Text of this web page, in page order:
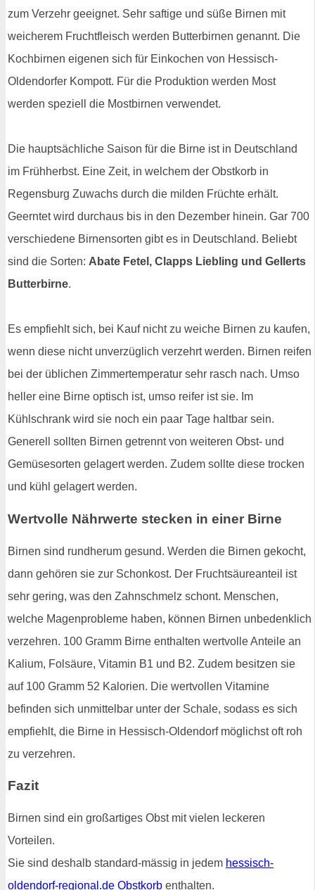
zum Verzehr geeignet. Sehr saftige und süße Birnen mit
weicherem Fruchtfleisch werden Butterbirnen genannt. Die
Kochbirnen eigenen sich für Einkochen von Hessisch-
Oldendorfer Kompott. Für die Produktion werden Most
werden speziell die Mostbirnen verwendet.
Die hauptsächliche Saison für die Birne ist in Deutschland
im Frühherbst. Eine Zeit, in welchem der Obstkorb in
Regensburg Zuwachs durch die milden Früchte erhält.
Geerntet wird durchaus bis in den Dezember hinein. Gar 700
verschiedene Birnensorten gibt es in Deutschland. Beliebt
sind die Sorten: Abate Fetel, Clapps Liebling und Gellerts
Butterbirne.
Es empfiehlt sich, bei Kauf nicht zu weiche Birnen zu kaufen,
wenn diese nicht unverzüglich verzehrt werden. Birnen reifen
bei der üblichen Zimmertemperatur sehr rasch nach. Umso
heller eine Birne optisch ist, umso reifer ist sie. Im
Kühlschrank wird sie noch ein paar Tage haltbar sein.
Generell sollten Birnen getrennt von weiteren Obst- und
Gemüsesorten gelagert werden. Zudem sollte diese trocken
und kühl gelagert werden.
Wertvolle Nährwerte stecken in einer Birne
Birnen sind rundherum gesund. Werden die Birnen gekocht,
dann gehören sie zur Schonkost. Der Fruchtsäureanteil ist
sehr gering, was den Zahnschmelz schont. Menschen,
welche Magenprobleme haben, können Birnen unbedenklich
verzehren. 100 Gramm Birne enthalten wertvolle Anteile an
Kalium, Folsäure, Vitamin B1 und B2. Zudem besitzen sie
auf 100 Gramm 52 Kalorien. Die wertvollen Vitamine
befinden sich unmittelbar unter der Schale, sodass es sich
empfiehlt, die Birne in Hessisch-Oldendorf möglichst oft roh
zu verzehren.
Fazit
Birnen sind ein großartiges Obst mit vielen leckeren
Vorteilen.
Sie sind deshalb standard-mässig in jedem hessisch-
oldendorf-regional.de Obstkorb enthalten.